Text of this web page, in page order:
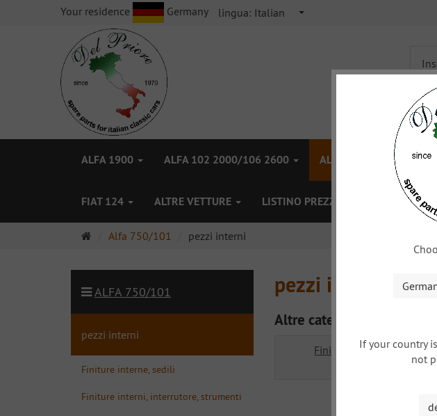
Your residence Germany lingua: Italian
ALFA 1900 ALFA 102 2000/106 2600 ALFA 750/101
FIAT 124 ALTRE VETTURE LISTINO PREZZI OFFERTE
Pagina
Alfa 750/101 pezzi interni
pezzi interni
Altre categorie
Finiture interne, sedili
ALFA 750/101
pezzi interni
Finiture interne, sedili
Finiture interni, interrutore, strumenti
If your country
not